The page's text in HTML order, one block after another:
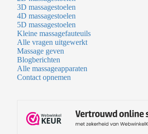
3D massagestoelen
4D massagestoelen
5D massagestoelen
Kleine massagefauteuils
Alle vragen uitgewerkt
Massage geven
Blogberichten
Alle massageapparaten
Contact opnemen